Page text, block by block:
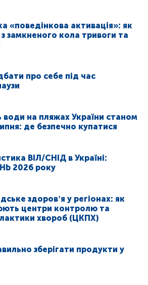
«поведінкова активація»: як
замкненого кола тривоги та
про себе під час
води на пляжах України станом
де безпечно купатися
ВІЛ/СНІД в Україні:
2026 року
здоровʼя у регіонах: як
центри контролю та
хвороб (ЦКПХ)
зберігати продукти у